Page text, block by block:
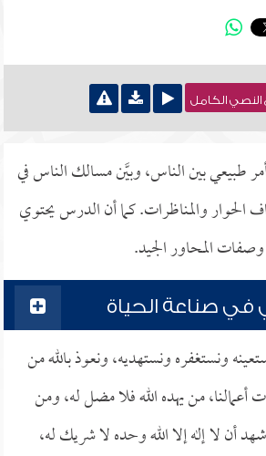
النصي الكامل
طبيعي بين الناس، وبيَّن مسالك الناس في
الحوار والمناظرات. كما أن الدرس يحتوي
المحاور الجيد.
في صناعة الحياة
ونستغفره ونستهديه، ونعوذ بالله من
من يهده الله فلا مضل له، ومن
أن لا إله إلا الله وحده لا شريك له،